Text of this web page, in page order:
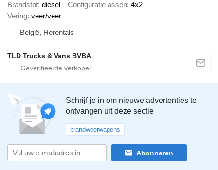
Brandstof diesel Configuratie assen 4x2
Vering veer/veer
België, Herentals
TLD Trucks & Vans BVBA
Schrijf je in om nieuwe advertenties te
ontvangen uit deze sectie
brandweerwagens
Abonneren